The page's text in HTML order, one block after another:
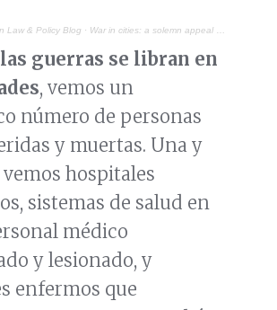
Law & Policy Blog · War in cities: a solemn appeal from the International Red Cross and Red Crescent Movement
guerras se libran en
, vemos un
número de personas
y muertas. Una y
vemos hospitales
sistemas de salud en
médico
y lesionado, y
enfermos que